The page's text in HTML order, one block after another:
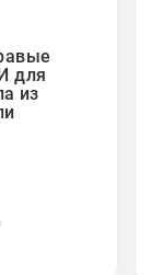
для
из